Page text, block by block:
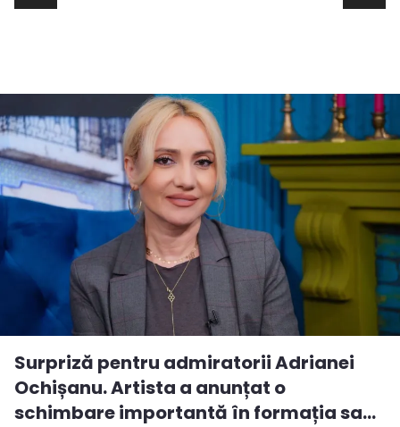
Surpriză pentru admiratorii Adrianei
Ochișanu. Artista a anunțat o
schimbare importantă în formația sa...